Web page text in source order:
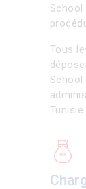
School
Tous
School
Tunisie.